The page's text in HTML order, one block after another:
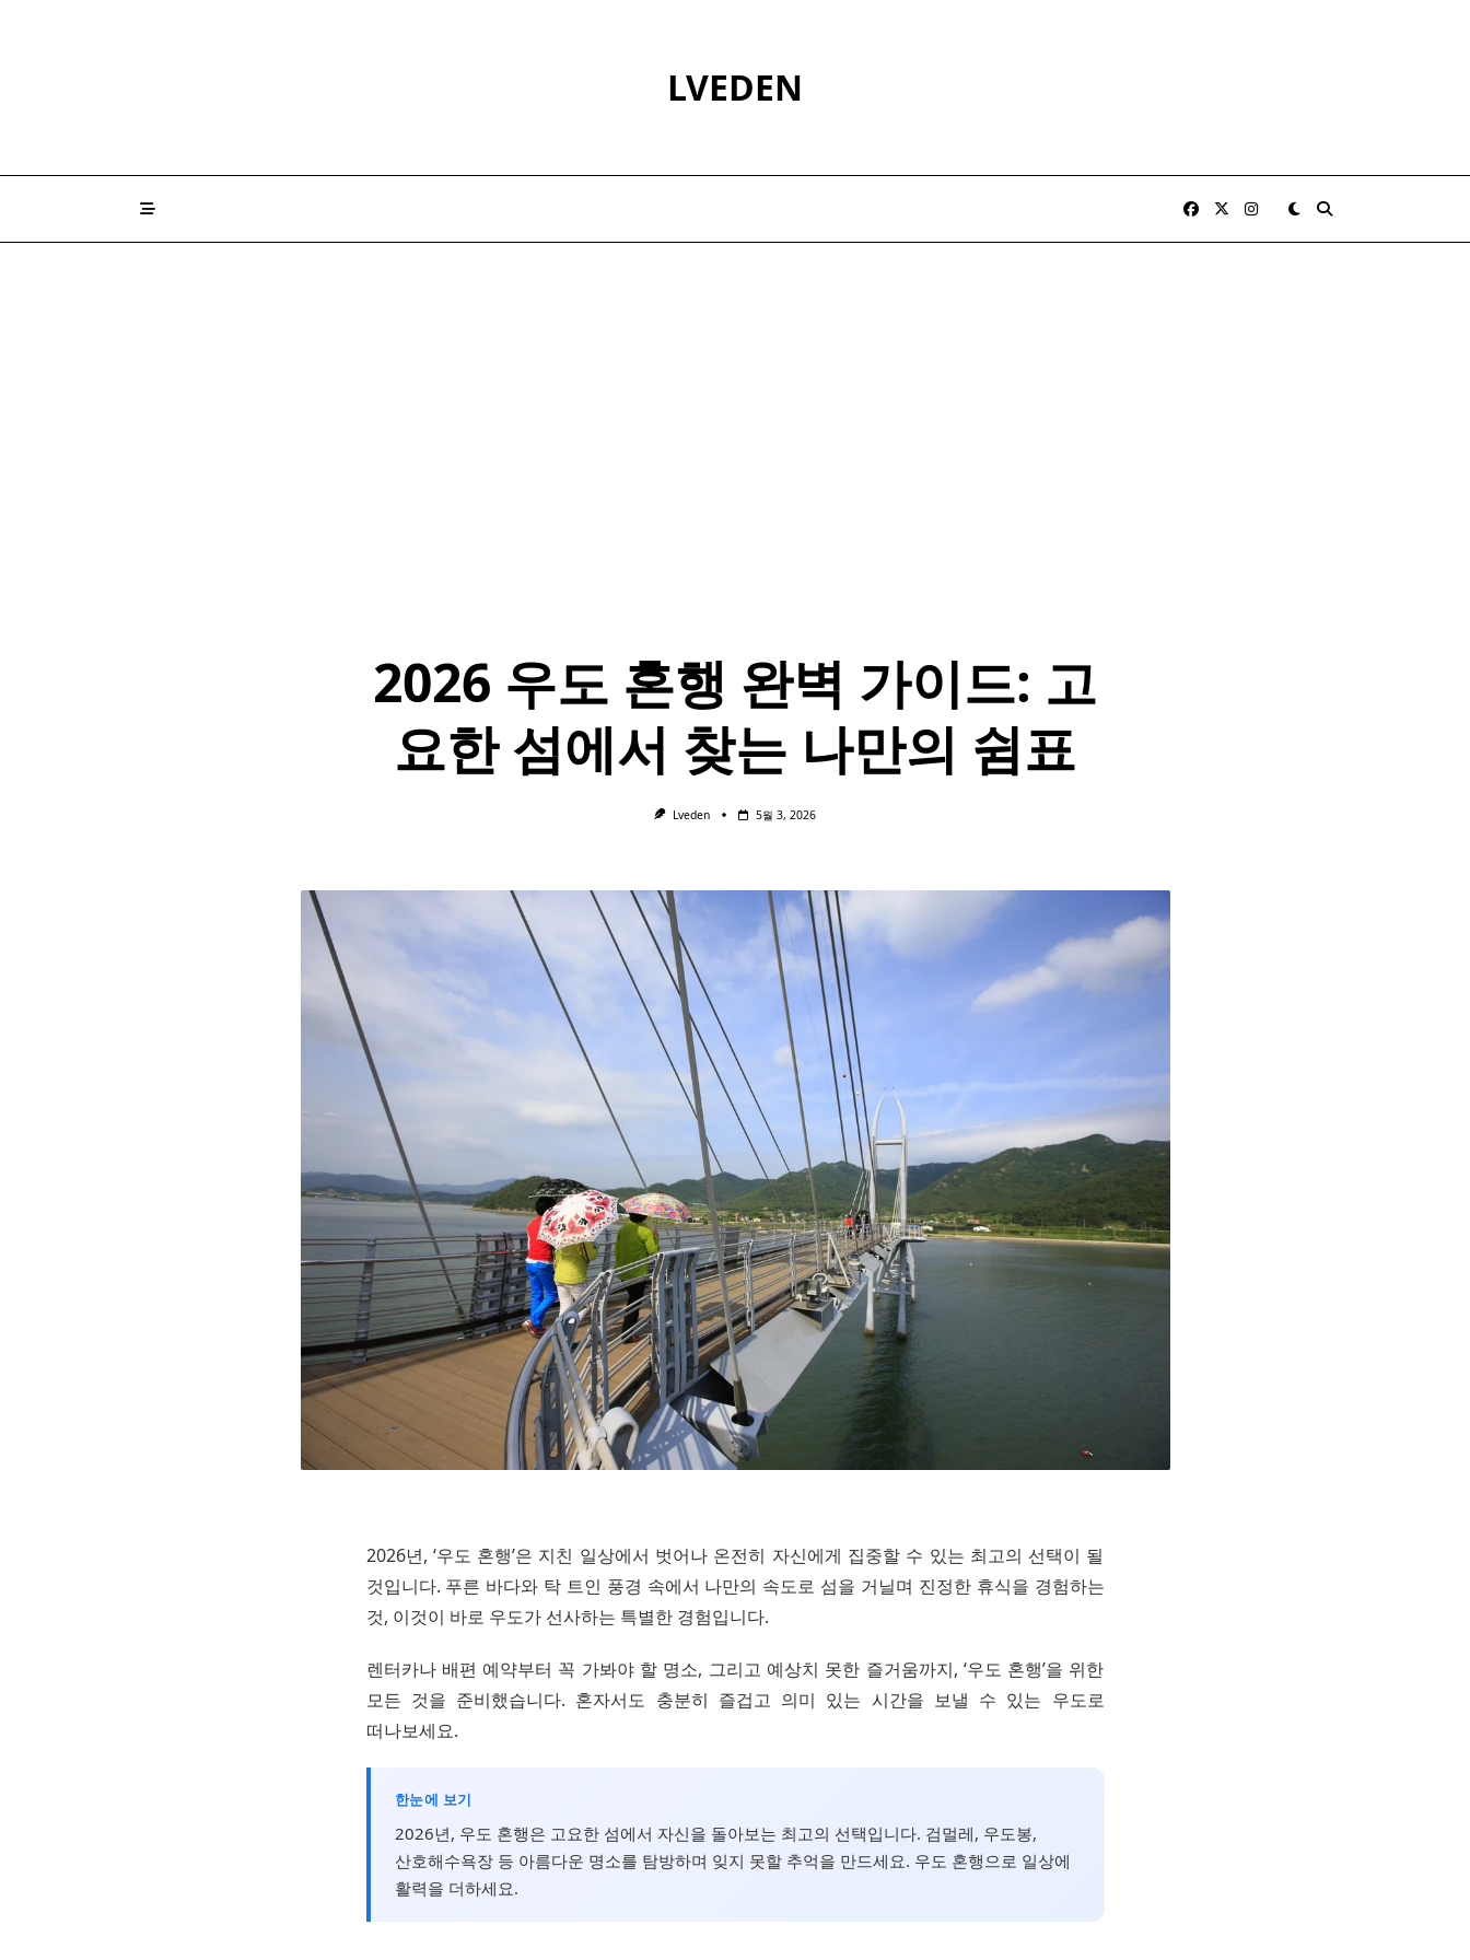
LVEDEN
2026 우도 혼행 완벽 가이드: 고
요한 섬에서 찾는 나만의 쉼표
Lveden 5월 3, 2026
2026년, ‘우도 혼행’은 지친 일상에서 벗어나 온전히 자신에게 집중할 수 있는 최고의 선택이 될
것입니다. 푸른 바다와 탁 트인 풍경 속에서 나만의 속도로 섬을 거닐며 진정한 휴식을 경험하는
것, 이것이 바로 우도가 선사하는 특별한 경험입니다.
렌터카나 배편 예약부터 꼭 가봐야 할 명소, 그리고 예상치 못한 즐거움까지, ‘우도 혼행’을 위한
모든 것을 준비했습니다. 혼자서도 충분히 즐겁고 의미 있는 시간을 보낼 수 있는 우도로
떠나보세요.
한눈에 보기
2026년, 우도 혼행은 고요한 섬에서 자신을 돌아보는 최고의 선택입니다. 검멀레, 우도봉,
산호해수욕장 등 아름다운 명소를 탐방하며 잊지 못할 추억을 만드세요. 우도 혼행으로 일상에
활력을 더하세요.